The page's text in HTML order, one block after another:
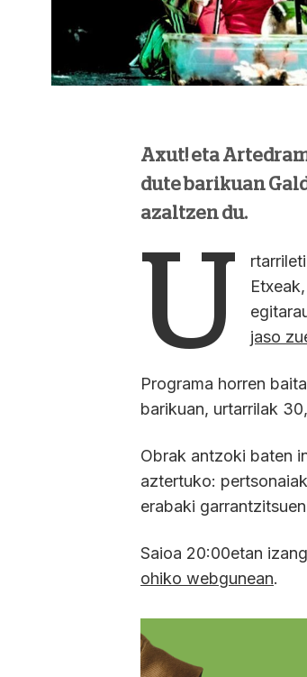
Axut! eta
dute barikuan
azaltzen du.
U
jaso
Programa horren
barikuan, urtarrilak
Obrak antzoki baten
aztertuko:
erabaki
Saioa 20:00etan
ohiko webgunean.